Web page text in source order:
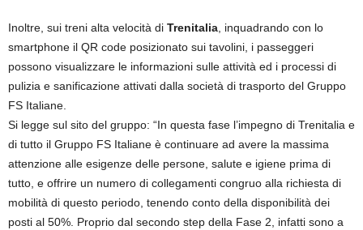
Inoltre, sui treni alta velocità di Trenitalia, inquadrando con lo
smartphone il QR code posizionato sui tavolini, i passeggeri
possono visualizzare le informazioni sulle attività ed i processi di
pulizia e sanificazione attivati dalla società di trasporto del Gruppo
FS Italiane.
Si legge sul sito del gruppo: “In questa fase l’impegno di Trenitalia e
di tutto il Gruppo FS Italiane è continuare ad avere la massima
attenzione alle esigenze delle persone, salute e igiene prima di
tutto, e offrire un numero di collegamenti congruo alla richiesta di
mobilità di questo periodo, tenendo conto della disponibilità dei
posti al 50%. Proprio dal secondo step della Fase 2, infatti sono a